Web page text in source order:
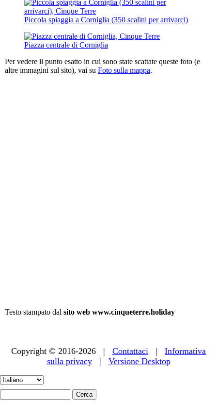
Piccola spiaggia a Corniglia (350 scalini per arrivarci)
Piazza centrale di Corniglia
Per vedere il punto esatto in cui sono state scattate queste foto (e
altre immagini sul sito), vai su Foto sulla mappa.
Testo stampato dal sito web www.cinqueterre.holiday
Copyright © 2016-2026 | Contattaci | Informativa
sulla privacy| Versione Desktop